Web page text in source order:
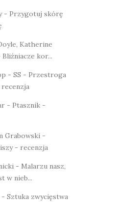
- Przygotuj skórę
Katherine
kor...
- SS - Przestroga
- Ptasznik -
Grabowski -
- recenzja
- Malarzu nasz,
w nieb...
Sztuka zwycięstwa